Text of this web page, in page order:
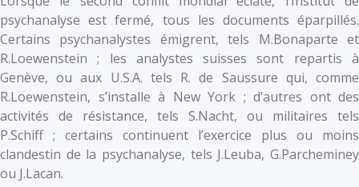
psychanalyse est fermé, tous les documents éparpillés.
Certains psychanalystes émigrent, tels M.Bonaparte et
R.Loewenstein ; les analystes suisses sont repartis à
Genève, ou aux U.S.A. tels R. de Saussure qui, comme
R.Loewenstein, s’installe à New York ; d’autres ont des
activités de résistance, tels S.Nacht, ou militaires tels
P.Schiff ; certains continuent l’exercice plus ou moins
clandestin de la psychanalyse, tels J.Leuba, G.Parcheminey
ou J.Lacan.